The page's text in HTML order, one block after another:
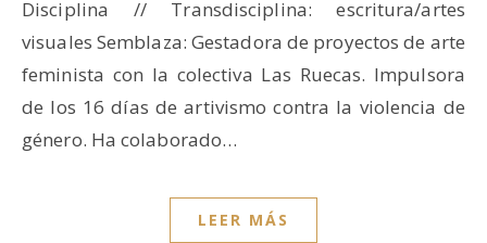
Disciplina // Transdisciplina: escritura/artes
visuales Semblaza: Gestadora de proyectos de arte
feminista con la colectiva Las Ruecas. Impulsora
de los 16 días de artivismo contra la violencia de
género. Ha colaborado…
LEER MÁS